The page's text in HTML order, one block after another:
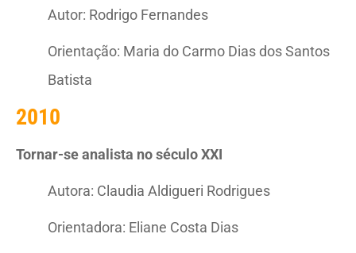
Autor: Rodrigo Fernandes
Orientação: Maria do Carmo Dias dos Santos
Batista
2010
Tornar-se analista no século XXI
Autora: Claudia Aldigueri Rodrigues
Orientadora: Eliane Costa Dias